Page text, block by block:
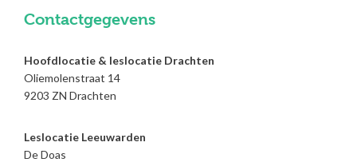
Contactgegevens
Hoofdlocatie & leslocatie Drachten
Oliemolenstraat 14
9203 ZN Drachten
Leslocatie Leeuwarden
De Doas